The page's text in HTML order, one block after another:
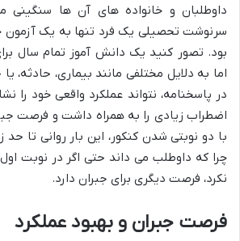
داوطلبان و خانواده های آن ها سنگینی
سرنوشت تحصیلی یک فرد تنها به یک آزمون
بود. تصور کنید یک دانش آموز تمام سال
اما به دلایل مختلفی مانند بیماری، حادثه،
در پاسخنامه، نتواند عملکرد واقعی خود
اضطراب زیادی را به همراه داشت و فرصت
با دو نوبتی شدن کنکور، این بار روانی تا
چرا که داوطلب می داند حتی اگر در نوبت
نکرد، فرصت دیگری برای جبران دارد.
فرصت جبران و بهبود عملکرد